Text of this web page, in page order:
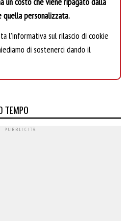
personalizzata.
l’informativa sul rilascio di cookie
di sostenerci dando il
TEMPO